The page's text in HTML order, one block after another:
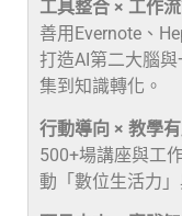
工具整合 × 工作流
善用Evernote、
打造AI第二大腦
集到知識轉化。
行動導向 × 教學有
500+場講座與工
動「數位生活力